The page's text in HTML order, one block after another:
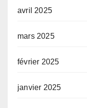
avril 2025
mars 2025
février 2025
janvier 2025